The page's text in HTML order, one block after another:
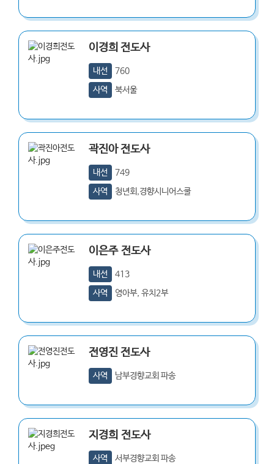
이경희 전도사
내선
760
사역
북서울
곽진아전도사
내선
749
사역
청년회,경향시니어스쿨
이은주 전도사
내선
413
사역
영아부, 유치2부
전영진 전도사
사역 남부경향교회 파송
지경희 전도사
사역 서부경향교회 파송